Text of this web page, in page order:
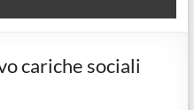
cariche sociali